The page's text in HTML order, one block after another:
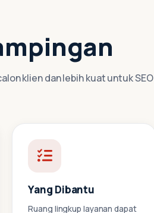
klien dan lebih kuat untuk SEO
Yang Dibantu
Ruang lingkup layanan dapat